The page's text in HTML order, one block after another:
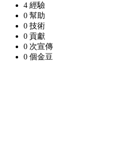
4 經驗
0 幫助
0 技術
0 貢獻
0 次宣傳
0 個金豆